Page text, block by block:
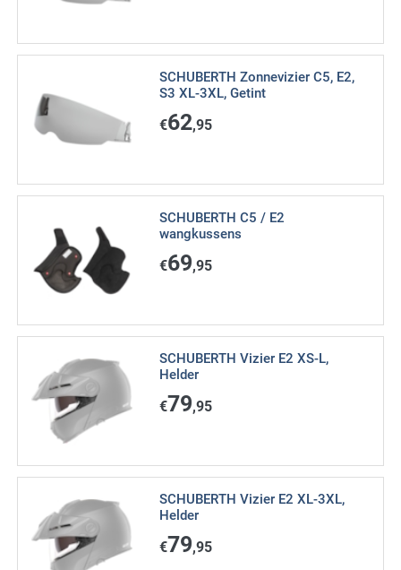
SCHUBERTH Zonnevizier C5, E2,
S3 XL-3XL, Getint
€62,95
SCHUBERTH C5 / E2
wangkussens
€69,95
SCHUBERTH Vizier E2 XS-L,
Helder
€79,95
SCHUBERTH Vizier E2 XL-3XL,
Helder
€79,95